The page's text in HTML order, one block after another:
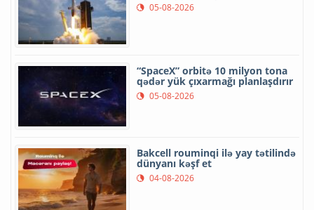
05-08-2026
“SpaceX” orbitə 10 milyon tona
qədər yük çıxarmağı planlaşdırır
05-08-2026
Bakcell rouminqi ilə yay tətilində
dünyanı kəşf et
04-08-2026